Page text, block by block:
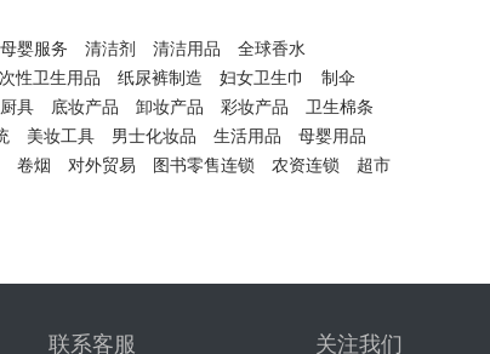
母婴服务 清洁剂 清洁用品
全球香水
性卫生用品 纸尿裤制造 妇女卫生巾
制伞
具 底妆产品 卸妆产品 彩妆产品
卫生棉条
美妆工具 男士化妆品 生活用品
母婴用品
卷烟 对外贸易 图书零售连锁 农资连锁
超市
联系客服 关注我们